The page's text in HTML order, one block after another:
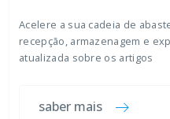
Acelere a sua cadeia de
recepção, armazenagem e
atualizada sobre os artigos
saber mais